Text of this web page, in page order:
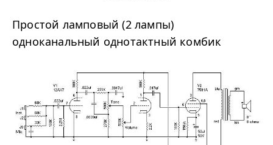
Простой ламповый (2 лампы)
одноканальный однотактный комбик